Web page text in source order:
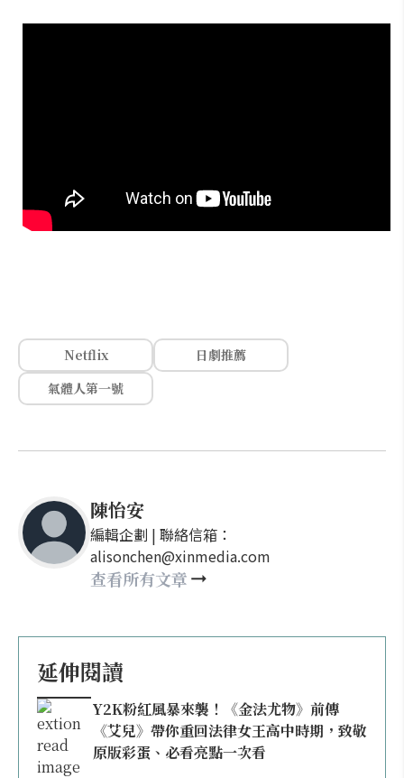
Netflix
日劇推薦
氣體人第一號
陳怡安
編輯企劃 | 聯絡信箱：
alisonchen@xinmedia.com
查看所有文章
延伸閱讀
Y2K粉紅風暴來襲！《金法尤物》前傳
《艾兒》帶你重回法律女王高中時期，致敬
原版彩蛋、必看亮點一次看